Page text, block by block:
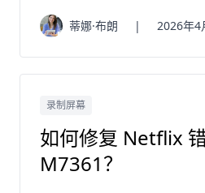
蒂娜·布朗 | 2026年4
录制屏幕
如何修复 Netflix
M7361？